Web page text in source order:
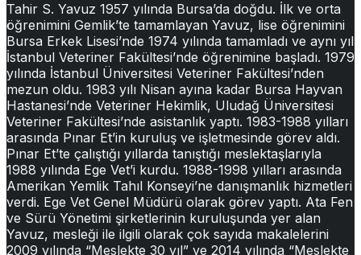
Tahir S. Yavuz 1957 yılında Bursa’da doğdu. İlk ve orta
öğrenimini Gemlik’te tamamlayan Yavuz, lise öğrenimini
Bursa Erkek Lisesi’nde 1974 yılında tamamladı ve aynı yıl
İstanbul Veteriner Fakültesi’nde öğrenimine başladı. 1979
yılında İstanbul Üniversitesi Veteriner Fakültesi’nden
mezun oldu. 1983 yılı Nisan ayına kadar Bursa Hayvan
Hastanesi’nde Veteriner Hekimlik, Uludağ Üniversitesi
Veteriner Fakültesi’nde asistanlık yaptı. 1983-1988 yılları
arasında Pınar Et’in kuruluş ve işletmesinde görev aldı.
Pınar Et’te çalıştığı yıllarda tanıştığı meslektaşlarıyla
1988 yılında Ege Vet’i kurdu. 1988-1998 yılları arasında
Amerikan Yemlik Tahıl Konseyi’ne danışmanlık hizmetleri
verdi. Ege Vet Genel Müdürü olarak görev yaptı. Ata Fen
ve Sürü Yönetimi şirketlerinin kuruluşunda yer alan
Yavuz, mesleği ile ilgili olarak çok sayıda makalelerini
2009 yılında “Meslekte 30 yıl” ve 2014 yılında “Meslekte